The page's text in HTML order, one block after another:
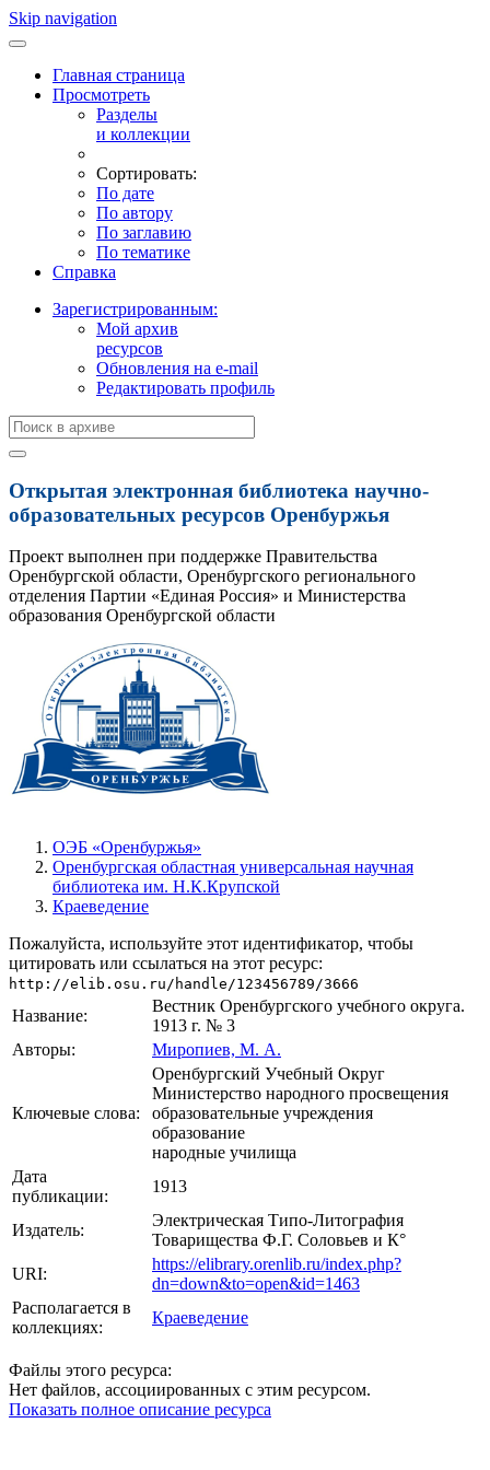
Skip navigation
Главная страница
Просмотреть
Разделы
и коллекции
Сортировать:
По дате
По автору
По заглавию
По тематике
Справка
Зарегистрированным:
Мой архив
ресурсов
Обновления на e-mail
Редактировать профиль
Открытая электронная библиотека научно-
образовательных ресурсов Оренбуржья
Проект выполнен при поддержке Правительства
Оренбургской области, Оренбургского регионального
отделения Партии «Единая Россия» и Министерства
образования Оренбургской области
ОЭБ «Оренбуржья»
Оренбургская областная универсальная научная
библиотека им. Н.К.Крупской
Краеведение
Пожалуйста, используйте этот идентификатор, чтобы
цитировать или ссылаться на этот ресурс:
http://elib.osu.ru/handle/123456789/3666
Название:
Вестник Оренбургского учебного округа.
1913 г. № 3
Авторы:
Миропиев, М. А.
Ключевые слова:
Оренбургский Учебный Округ
Министерство народного просвещения
образовательные учреждения
образование
народные училища
Дата
публикации:
1913
Издатель:
Электрическая Типо-Литография
Товарищества Ф.Г. Соловьев и К°
URI:
https://elibrary.orenlib.ru/index.php?
dn=down&to=open&id=1463
Располагается в
коллекциях:
Краеведение
Файлы этого ресурса:
Нет файлов, ассоциированных с этим ресурсом.
Показать полное описание ресурса